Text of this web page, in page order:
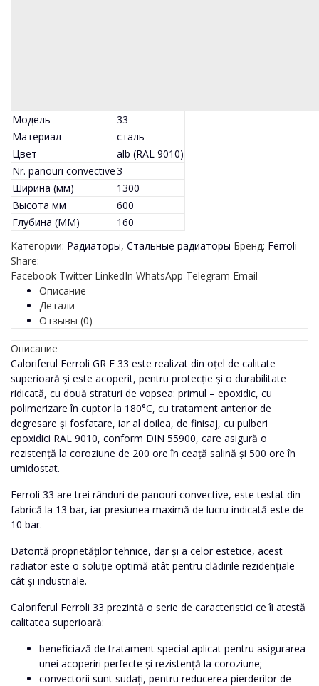
Модель
33
Материал
сталь
Цвет
alb (RAL 9010)
Nr. panouri convective3
Ширина (мм)
1300
Высота мм
600
Глубина (MM)
160
Категории: Радиаторы, Стальные радиаторы Бренд: Ferroli
Share:
Facebook Twitter LinkedIn WhatsApp Telegram Email
Описание
Детали
Отзывы (0)
Описание
Caloriferul Ferroli GR F 33 este realizat din oțel de calitate
superioară și este acoperit, pentru protecție și o durabilitate
ridicată, cu două straturi de vopsea: primul – epoxidic, cu
polimerizare în cuptor la 180°C, cu tratament anterior de
degresare și fosfatare, iar al doilea, de finisaj, cu pulberi
epoxidici RAL 9010, conform DIN 55900, care asigură o
rezistență la coroziune de 200 ore în ceață salină și 500 ore în
umidostat.
Ferroli 33 are trei rânduri de panouri convective, este testat din
fabrică la 13 bar, iar presiunea maximă de lucru indicată este de
10 bar.
Datorită proprietăților tehnice, dar și a celor estetice, acest
radiator este o soluție optimă atât pentru clădirile rezidențiale
cât și industriale.
Caloriferul Ferroli 33 prezintă o serie de caracteristici ce îi atestă
calitatea superioară:
beneficiază de tratament special aplicat pentru asigurarea
unei acoperiri perfecte și rezistență la coroziune;
convectorii sunt sudați, pentru reducerea pierderilor de